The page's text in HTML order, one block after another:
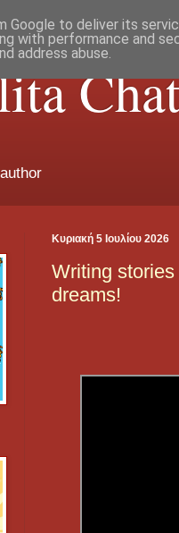
Κυριακή 5 Ιουλίου 2026
Writing
dreams!
Google to deliver its
with performance and
address abuse.